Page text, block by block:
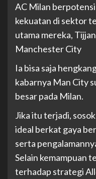
AC Milan
kekuatan di sektor
utama mereka,
Manchester City
Ia bisa saja
kabarnya Man City
besar pada Milan.
Jika itu terjadi,
ideal berkat gaya
serta
Selain kemampuan
terhadap strategi